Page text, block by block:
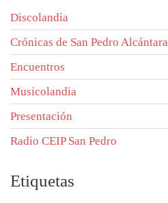
Discolandia
Crónicas de San Pedro Alcántara
Encuentros
Musicolandia
Presentación
Radio CEIP San Pedro
Etiquetas